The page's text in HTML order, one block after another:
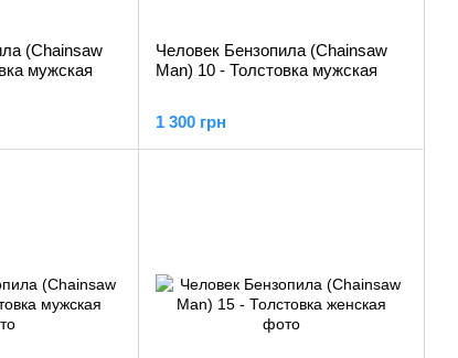
(Chainsaw
мужская
Человек Бензопила (Chainsaw
Man) 10 - Толстовка мужская
1 300 грн